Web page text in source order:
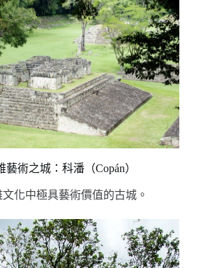
藝術之城：科潘（Copán）
化中極具藝術價值的古城。